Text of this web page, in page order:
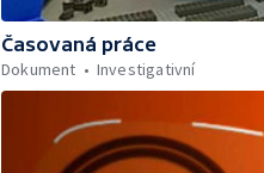
Časovaná práce
Dokument
Investigativní